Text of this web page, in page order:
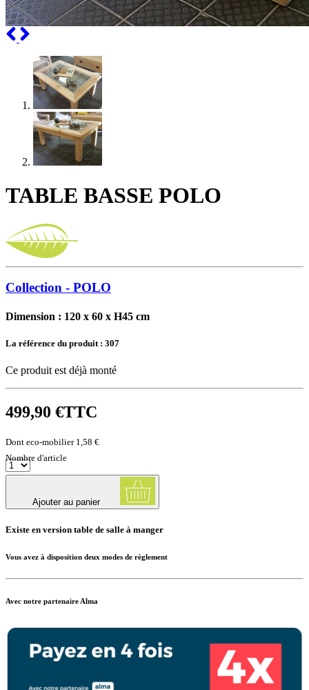
Previous
TABLE BASSE POLO
Collection - POLO
Dimension : 120 x 60 x H45 cm
La référence du produit : 307
Ce produit est déjà monté
499,90 €TTC
Dont eco-mobilier 1,58 €
Nombre d'article
Ajouter au panier
Existe en version table de salle à manger
Vous avez à disposition deux modes de règlement
Avec notre partenaire Alma